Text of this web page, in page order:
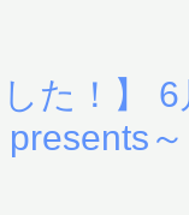
した！】
presents